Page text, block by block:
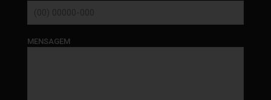
MENSAGEM